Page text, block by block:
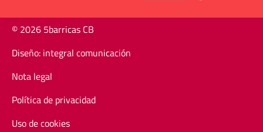
© 2026 5barricas CB
Diseño: integral comunicación
Nota legal
Política de privacidad
Uso de cookies